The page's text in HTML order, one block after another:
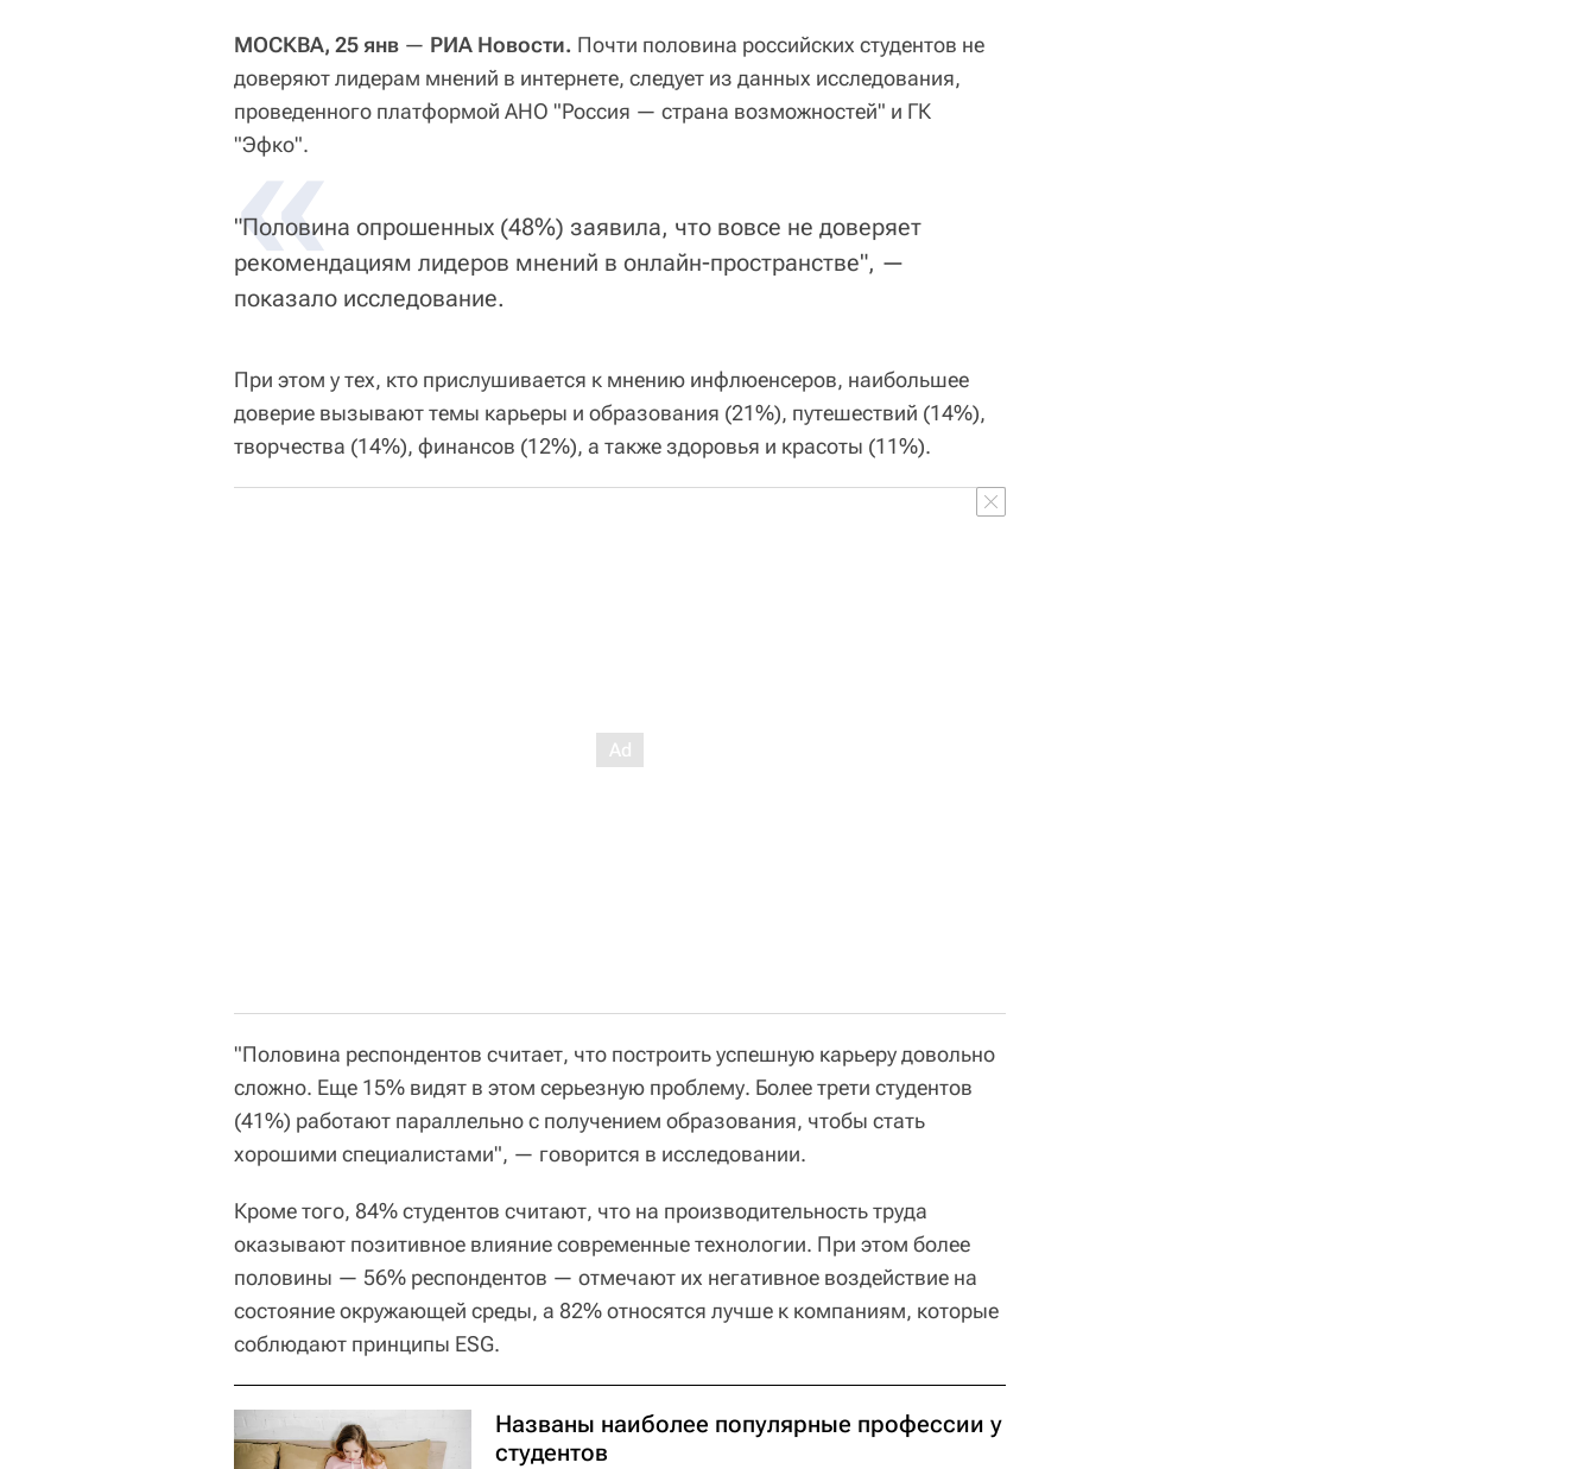
МОСКВА, 25 янв — РИА Новости. Почти половина российских студентов не
доверяют лидерам мнений в интернете, следует из данных исследования,
проведенного платформой АНО "Россия — страна возможностей" и ГК
"Эфко".
«
"Половина опрошенных (48%) заявила, что вовсе не доверяет
рекомендациям лидеров мнений в онлайн-пространстве", —
показало исследование.
При этом у тех, кто прислушивается к мнению инфлюенсеров, наибольшее
доверие вызывают темы карьеры и образования (21%), путешествий (14%),
творчества (14%), финансов (12%), а также здоровья и красоты (11%).
"Половина респондентов считает, что построить успешную карьеру довольно
сложно. Еще 15% видят в этом серьезную проблему. Более трети студентов
(41%) работают параллельно с получением образования, чтобы стать
хорошими специалистами", — говорится в исследовании.
Кроме того, 84% студентов считают, что на производительность труда
оказывают позитивное влияние современные технологии. При этом более
половины — 56% респондентов — отмечают их негативное воздействие на
состояние окружающей среды, а 82% относятся лучше к компаниям, которые
соблюдают принципы ESG.
Названы наиболее популярные профессии у
студентов